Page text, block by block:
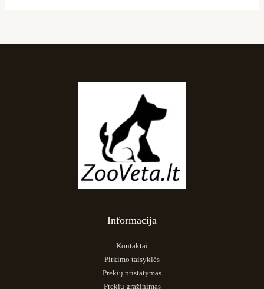
Informacija
Kontaktai
Pirkimo taisyklės
Prekių pristatymas
Prekių grąžinimas